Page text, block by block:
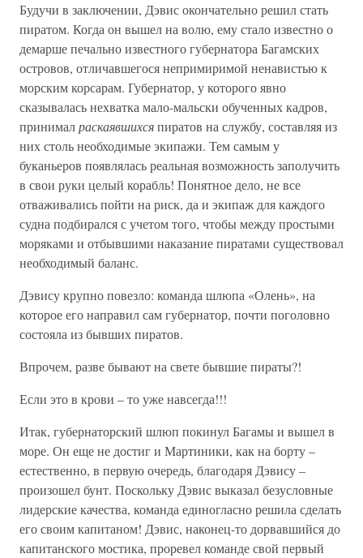
Будучи в заключении, Дэвис окончательно решил стать
пиратом. Когда он вышел на волю, ему стало известно о
демарше печально известного губернатора Багамских
островов, отличавшегося непримиримой ненавистью к
морским корсарам. Губернатор, у которого явно
сказывалась нехватка мало-мальски обученных кадров,
принималраскаявшихсяпиратов на службу, составляя из
них столь необходимые экипажи. Тем самым у
буканьеров появлялась реальная возможность заполучить
в свои руки целый корабль! Понятное дело, не все
отваживались пойти на риск, да и экипаж для каждого
судна подбирался с учетом того, чтобы между простыми
моряками и отбывшими наказание пиратами существовал
необходимый баланс.
Дэвису крупно повезло: команда шлюпа «Олень», на
которое его направил сам губернатор, почти поголовно
состояла из бывших пиратов.
Впрочем, разве бывают на свете бывшие пираты?!
Если это в крови – то уже навсегда!!!
Итак, губернаторский шлюп покинул Багамы и вышел в
море. Он еще не достиг и Мартиники, как на борту –
естественно, в первую очередь, благодаря Дэвису –
произошел бунт. Поскольку Дэвис выказал безусловные
лидерские качества, команда единогласно решила сделать
его своим капитаном! Дэвис, наконец-то дорвавшийся до
капитанского мостика, проревел команде свой первый